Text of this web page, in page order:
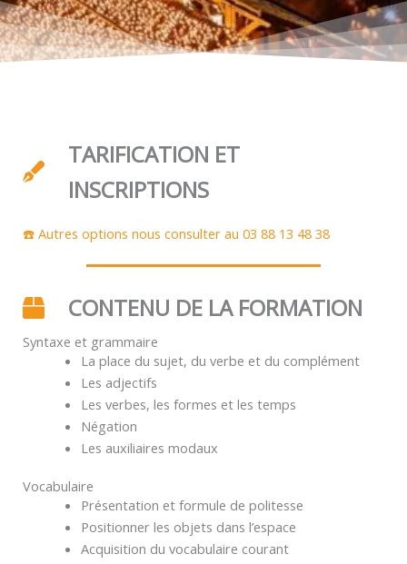
TARIFICATION ET
INSCRIPTIONS
☎️ Autres options nous consulter au 03 88 13 48 38
CONTENU DE LA FORMATION
Syntaxe et grammaire
La place du sujet, du verbe et du complément
Les adjectifs
Les verbes, les formes et les temps
Négation
Les auxiliaires modaux
Vocabulaire
Présentation et formule de politesse
Positionner les objets dans l’espace
Acquisition du vocabulaire courant